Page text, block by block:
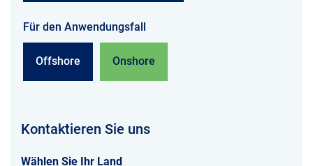
Für den Anwendungsfall
Offshore Onshore
Kontaktieren Sie uns
Wählen Sie Ihr Land